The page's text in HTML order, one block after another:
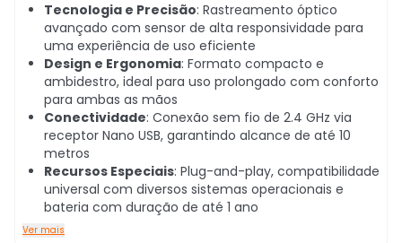
Tecnologia e Precisão: Rastreamento óptico
avançado com sensor de alta responsividade para
uma experiência de uso eficiente
Design e Ergonomia: Formato compacto e
ambidestro, ideal para uso prolongado com conforto
para ambas as mãos
Conectividade: Conexão sem fio de 2.4 GHz via
receptor Nano USB, garantindo alcance de até 10
metros
Recursos Especiais: Plug-and-play, compatibilidade
universal com diversos sistemas operacionais e
bateria com duração de até 1 ano
Ver mais